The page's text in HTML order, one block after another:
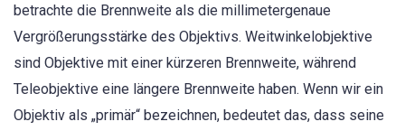
betrachte die Brennweite als die millimetergenaue
Vergrößerungsstärke des Objektivs. Weitwinkelobjektive
sind Objektive mit einer kürzeren Brennweite, während
Teleobjektive eine längere Brennweite haben. Wenn wir ein
Objektiv als „primär“ bezeichnen, bedeutet das, dass seine